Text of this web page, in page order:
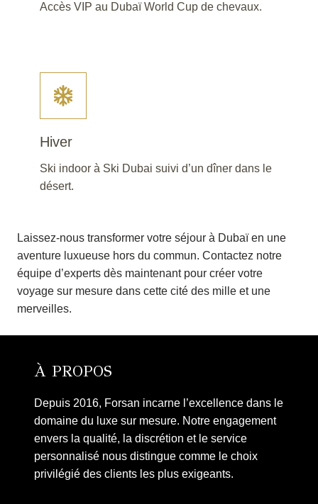
Accès VIP au Dubaï World Cup de chevaux.
Hiver
Ski indoor à Ski Dubai suivi d’un dîner dans le
désert.
Laissez-nous transformer votre séjour à Dubaï en une
aventure luxueuse hors du commun. Contactez notre
équipe d’experts dès maintenant pour créer votre
voyage sur mesure dans cette cité des mille et une
merveilles.
À PROPOS
Depuis 2016, Forsan incarne l’excellence dans le
domaine du luxe sur mesure. Notre engagement
envers la qualité, la discrétion et le service
personnalisé nous distingue comme le choix
privilégié des clients les plus exigeants.